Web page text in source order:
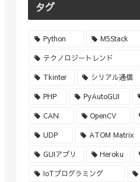
タグ
Python M5Stack
テクノロジートレンド
Tkinter シリアル通信
PHP PyAutoGUI
CAN OpenCV
UDP ATOM Matrix
GUIアプリ Heroku
IoTプログラミング